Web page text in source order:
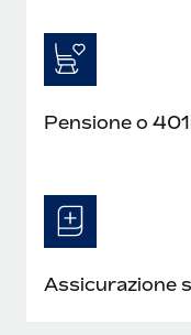
Pensione o
Assicurazione